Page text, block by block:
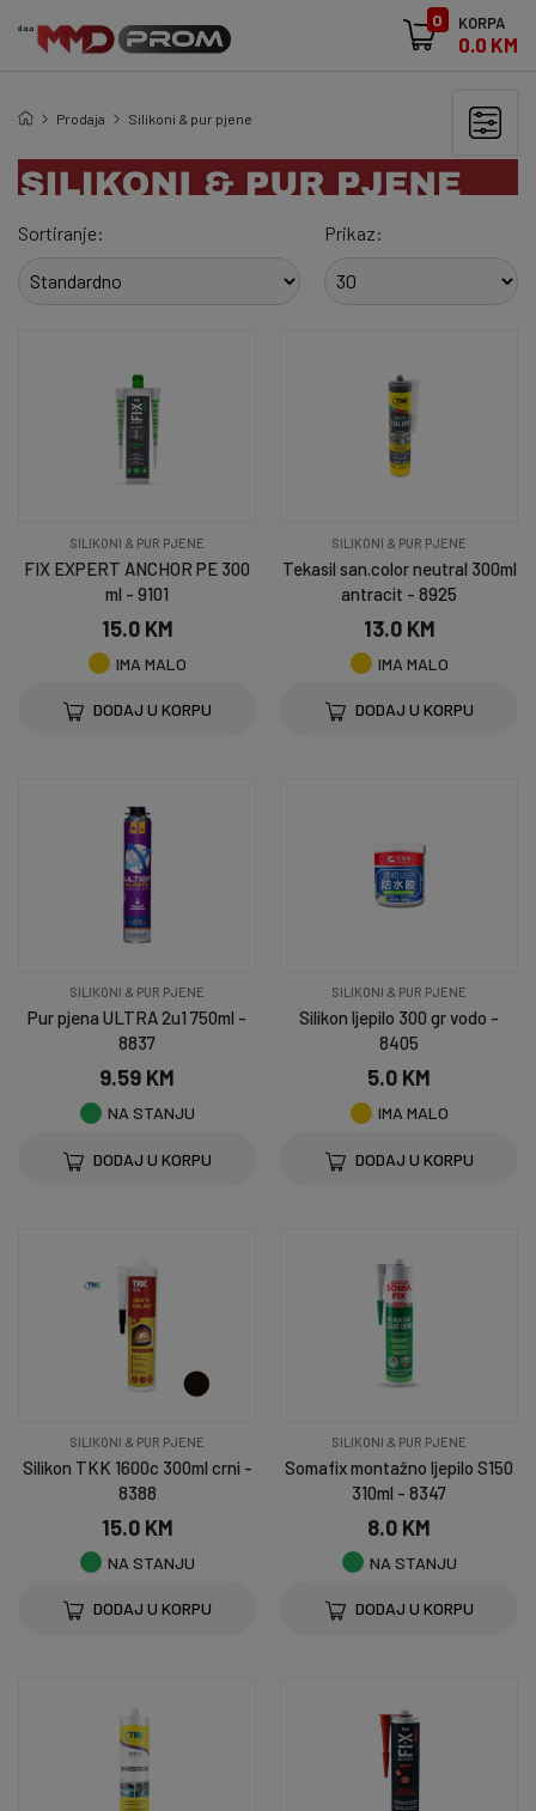
0 KORPA
0.0 KM
Prodaja Silikoni & pur pjene
Sortiranje: Prikaz:
SILIKONI & PUR PJENE
FIX EXPERT ANCHOR PE 300
ml - 9101
15.0 KM
IMA MALO
DODAJ U KORPU
SILIKONI & PUR PJENE
Tekasil san.color neutral 300ml
antracit - 8925
13.0 KM
IMA MALO
DODAJ U KORPU
SILIKONI & PUR PJENE
Pur pjena ULTRA 2u1 750ml -
8837
9.59 KM
NA STANJU
DODAJ U KORPU
SILIKONI & PUR PJENE
Silikon ljepilo 300 gr vodo -
8405
5.0 KM
IMA MALO
DODAJ U KORPU
SILIKONI & PUR PJENE
Silikon TKK 1600c 300ml crni -
8388
15.0 KM
NA STANJU
DODAJ U KORPU
SILIKONI & PUR PJENE
Somafix montažno ljepilo S150
310ml - 8347
8.0 KM
NA STANJU
DODAJ U KORPU